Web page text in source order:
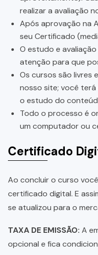
realizar a avaliação
Após aprovação na
seu Certificado
O estudo e
atenção para que
Os cursos são livres
nosso site; você
o estudo do
Todo o processo é
um computador ou
Certificado
Ao concluir o curso
certificado digital. E
se atualizou para o
TAXA DE EMISSÃO: A
opcional e fica